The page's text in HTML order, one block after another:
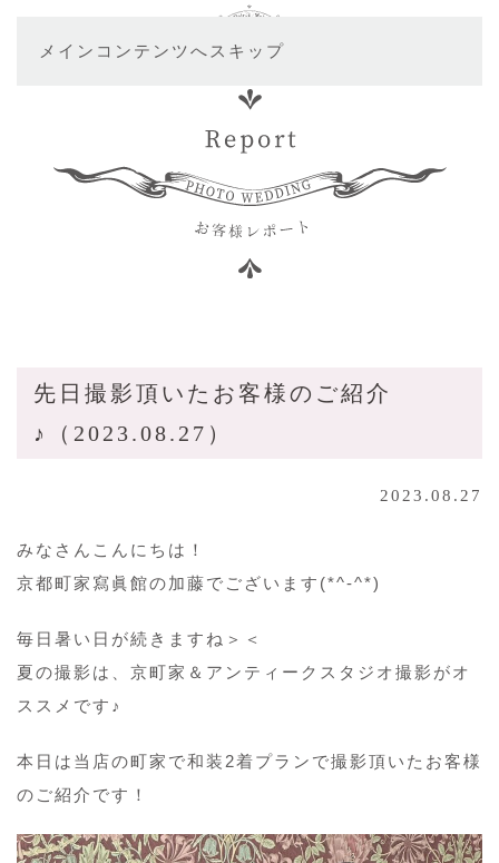
メインコンテンツへスキップ
先日撮影頂いたお客様のご紹介
♪（2023.08.27）
2023.08.27
みなさんこんにちは！
京都町家寫眞館の加藤でございます(*^-^*)
毎日暑い日が続きますね＞＜
夏の撮影は、京町家＆アンティークスタジオ撮影がオ
ススメです♪
本日は当店の町家で和装2着プランで撮影頂いたお客様
のご紹介です！